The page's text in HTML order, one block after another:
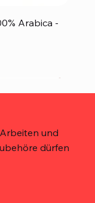
Arabica -
und
dürfen